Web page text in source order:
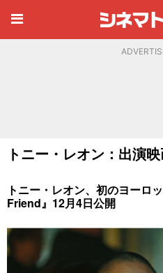
トニー・レオン：出演
トニー・レオン、初のヨーロ
Friend』12月4日公開